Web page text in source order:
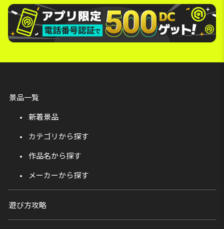
景品一覧
新着景品
カテゴリから探す
作品名から探す
メーカーから探す
遊び方攻略